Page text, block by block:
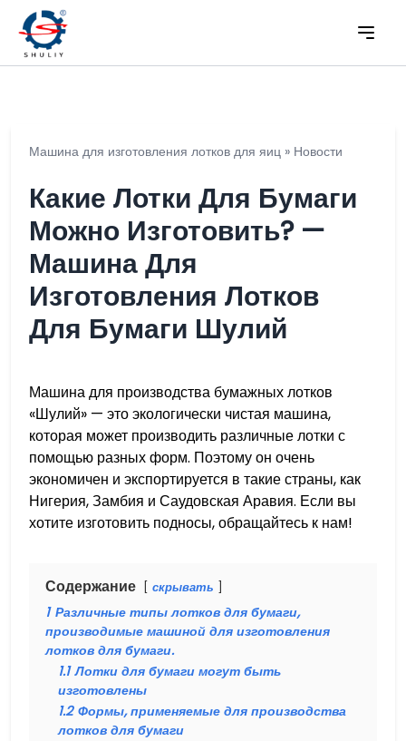
Машина для изготовления лотков для яиц » Новости
Какие Лотки Для Бумаги
Можно Изготовить? —
Машина Для
Изготовления Лотков
Для Бумаги Шулий
Машина для производства бумажных лотков
«Шулий» — это экологически чистая машина,
которая может производить различные лотки с
помощью разных форм. Поэтому он очень
экономичен и экспортируется в такие страны, как
Нигерия, Замбия и Саудовская Аравия. Если вы
хотите изготовить подносы, обращайтесь к нам!
Содержание скрывать
1 Различные типы лотков для бумаги,
производимые машиной для изготовления
лотков для бумаги.
1.1 Лотки для бумаги могут быть
изготовлены
1.2 Формы, применяемые для производства
лотков для бумаги